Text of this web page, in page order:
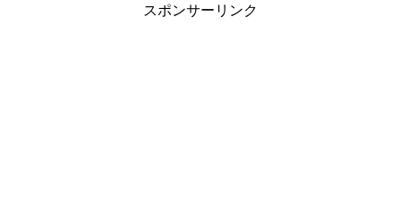
スポンサーリンク